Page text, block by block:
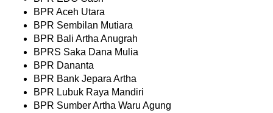
BPR Aceh Utara
BPR Sembilan Mutiara
BPR Bali Artha Anugrah
BPRS Saka Dana Mulia
BPR Dananta
BPR Bank Jepara Artha
BPR Lubuk Raya Mandiri
BPR Sumber Artha Waru Agung